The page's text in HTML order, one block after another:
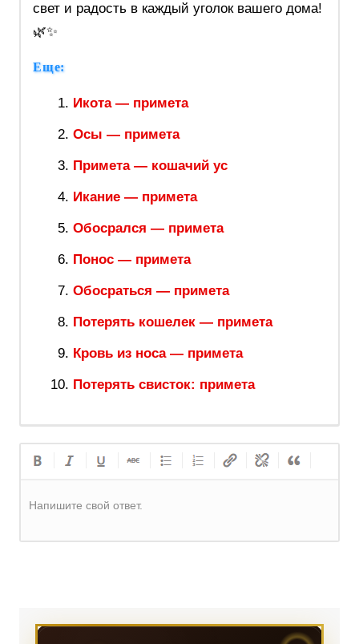
свет и радость в каждый уголок вашего дома!
🌿✨
Еще:
Икота — примета
Осы — примета
Примета — кошачий ус
Икание — примета
Обосрался — примета
Понос — примета
Обосраться — примета
Потерять кошелек — примета
Кровь из носа — примета
Потерять свисток: примета
Напишите свой ответ.